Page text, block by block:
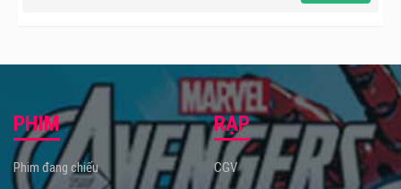
PHIM
Phim đang chiếu
RẠP
CGV